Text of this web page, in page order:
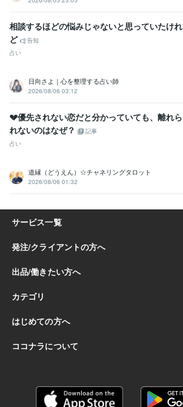
相談するほどの悩みじゃないと思っていたけれ
ど
告知
占い
日向さよ｜心を整理する占い師
2026/08/06 03:12
💔優先されない恋だと分かっていても、離れら
れないのはなぜ？
記事
占い
道縁（どうえん）☆チャネリングタロット
2026/08/06 01:32